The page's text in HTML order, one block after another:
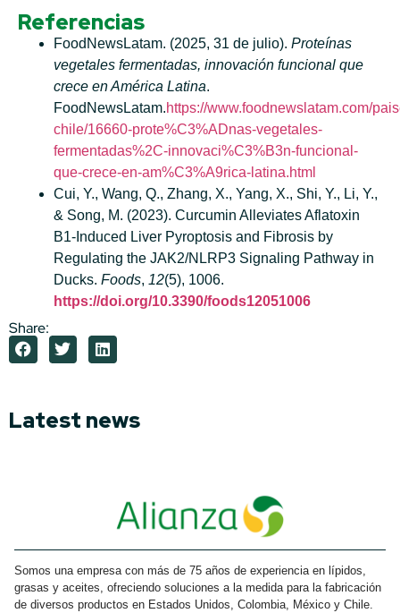
Referencias
FoodNewsLatam. (2025, 31 de julio). Proteínas
vegetales fermentadas, innovación funcional que
crece en América Latina.
FoodNewsLatam.https://www.foodnewslatam.com/
chile/16660-prote%C3%ADnas-vegetales-
fermentadas%2C-innovaci%C3%B3n-funcional-
que-crece-en-am%C3%A9rica-latina.html
Cui, Y., Wang, Q., Zhang, X., Yang, X., Shi, Y., Li, Y.,
& Song, M. (2023). Curcumin Alleviates Aflatoxin
B1-Induced Liver Pyroptosis and Fibrosis by
Regulating the JAK2/NLRP3 Signaling Pathway in
Ducks. Foods, 12(5), 1006.
https://doi.org/10.3390/foods12051006
Share:
Latest news
Somos una empresa con más de 75 años de experiencia en lípidos,
grasas y aceites, ofreciendo soluciones a la medida para la fabricación
de diversos productos en Estados Unidos, Colombia, México y Chile.